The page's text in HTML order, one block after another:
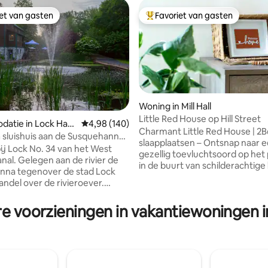
van 4,93 op 5, 107 recensies
van gasten
van gasten
in Lock Hav
Gemiddelde beoordeling van 4,98 op 5, 140
4,98 (140)
aan de Susquehanna-
Lock No. 34 van het West
rivier de
tegenover de stad Lock
Wandel door het lokale
diner in
Topfavoriet van gasten
Favoriet van gasten
Woning in Mill Hall
Little Red House op Hill Street
Charmant Little Red House |
slaapplaatsen – Ontsnap naar
gezellig toevluchtsoord op het
in de buurt van
charme, met de zachte clip-
door paarden getrokken
voorzieningen in vakantiewoningen